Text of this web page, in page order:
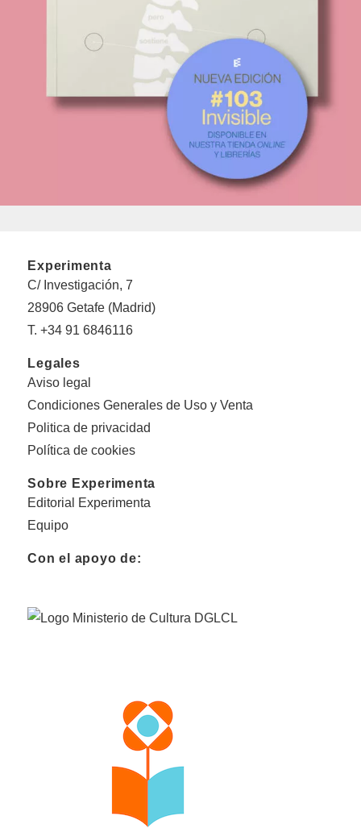
Experimenta
C/ Investigación, 7
28906 Getafe (Madrid)
T. +34 91 6846116
Legales
Aviso legal
Condiciones Generales de Uso y Venta
Politica de privacidad
Política de cookies
Sobre Experimenta
Editorial Experimenta
Equipo
Con el apoyo de: